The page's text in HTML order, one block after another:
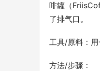
啡罐（
了排气口。
工具/原料：
方法/步骤：